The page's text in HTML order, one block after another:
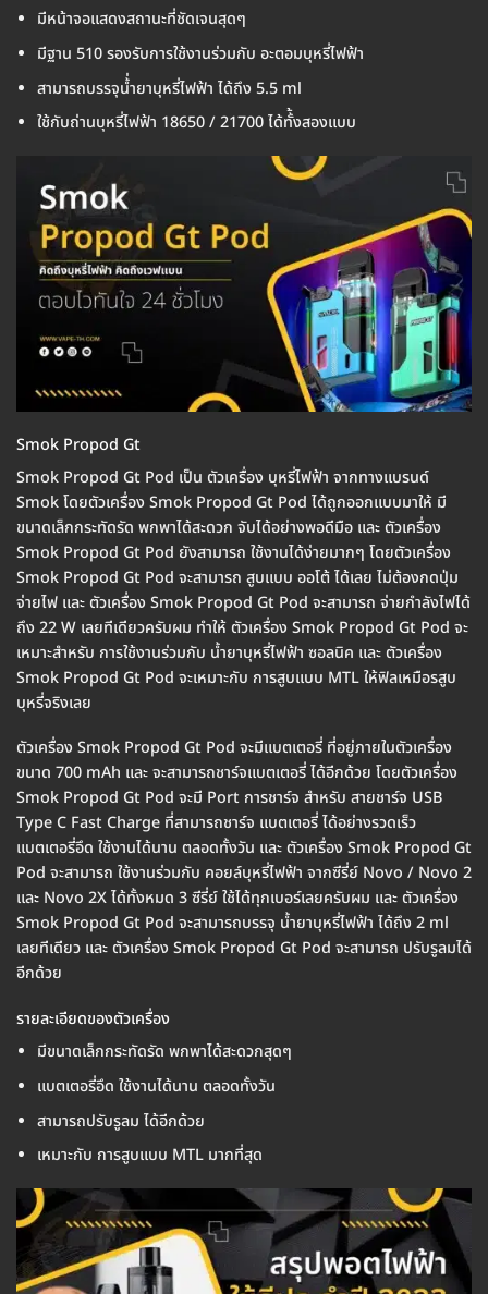
มีหน้าจอแสดงสถานะที่ชัดเจนสุดๆ
มีฐาน 510 รองรับการใช้งานร่วมกับ อะตอมบุหรี่ไฟฟ้า
สามารถบรรจุน้่ำยาบุหรี่ไฟฟ้า ได้ถึง 5.5 ml
ใช้กับถ่านบุหรี่ไฟฟ้า 18650 / 21700 ได้ทั้้งสองแบบ
Smok Propod Gt
Smok Propod Gt Pod เป็น ตัวเครื่อง บุหรี่ไฟฟ้า จากทางแบรนด์
Smok โดยตัวเครื่อง Smok Propod Gt Pod ได้ถูกออกแบบมาให้ มี
ขนาดเล็กกระทัดรัด พกพาได้สะดวก จับได้อย่างพอดีมือ และ ตัวเครื่อง
Smok Propod Gt Pod ยังสามารถ ใช้งานได้ง่ายมากๆ โดยตัวเครื่อง
Smok Propod Gt Pod จะสามารถ สูบแบบ ออโต้ ได้เลย ไม่ต้องกดปุ่ม
จ่ายไฟ และ ตัวเครื่อง Smok Propod Gt Pod จะสามารถ จ่ายกำลังไฟได้
ถึง 22 W เลยทีเดียวครับผม ทำให้ ตัวเครื่อง Smok Propod Gt Pod จะ
เหมาะสำหรับ การใช้งานร่วมกับ น้ำยาบุหรี่ไฟฟ้า ซอลนิค และ ตัวเครื่อง
Smok Propod Gt Pod จะเหมาะกับ การสูบแบบ MTL ให้ฟิลเหมือรสูบ
บุหรี่จริงเลย
ตัวเครื่อง Smok Propod Gt Pod จะมีแบตเตอรี่ ที่อยู่ภายในตัวเครื่อง
ขนาด 700 mAh และ จะสามารถชาร์จแบตเตอรี่ ได้อีกด้วย โดยตัวเครื่อง
Smok Propod Gt Pod จะมี Port การชาร์จ สำหรับ สายชาร์จ USB
Type C Fast Charge ที่สามารถชาร์จ แบตเตอรี่ ได้อย่างรวดเร็ว
แบตเตอรี่อึด ใช้งานได้นาน ตลอดทั้งวัน และ ตัวเครื่อง Smok Propod Gt
Pod จะสามารถ ใช้งานร่วมกับ คอยล์บุหรี่ไฟฟ้า จากซีรี่ย์ Novo / Novo 2
และ Novo 2X ได้ทั้งหมด 3 ซีรี่ย์ ใช้ได้ทุกเบอร์เลยครับผม และ ตัวเครื่อง
Smok Propod Gt Pod จะสามารถบรรจุ น้ำยาบุหรี่ไฟฟ้า ได้ถึง 2 ml
เลยทีเดียว และ ตัวเครื่อง Smok Propod Gt Pod จะสามารถ ปรับรูลมได้
อีกด้วย
รายละเอียดของตัวเครื่อง
มีขนาดเล็กกระทัดรัด พกพาได้สะดวกสุดๆ
แบตเตอรี่อึด ใช้งานได้นาน ตลอดทั้งวัน
สามารถปรับรูลม ได้อีกด้วย
เหมาะกับ การสูบแบบ MTL มากที่สุด